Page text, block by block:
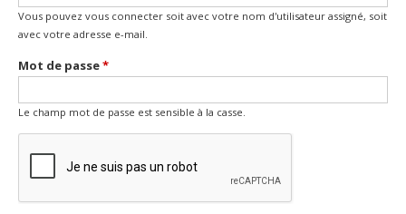
Vous pouvez vous connecter soit avec votre nom d'utilisateur assigné, soit
avec votre adresse e-mail.
Mot de passe*
Le champ mot de passe est sensible à la casse.